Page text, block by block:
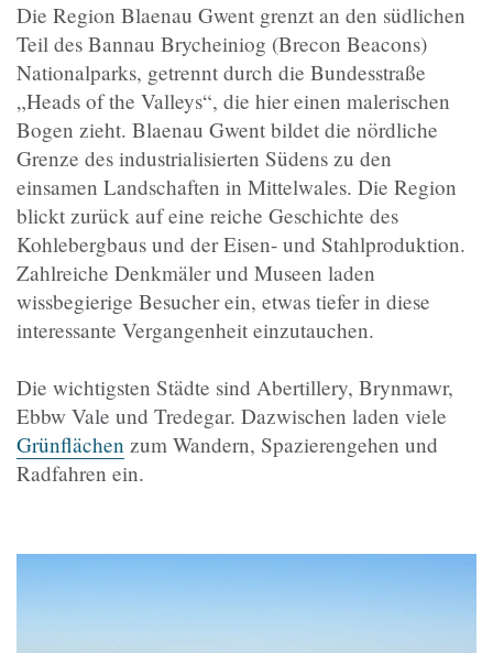
Die Region Blaenau Gwent grenzt an den südlichen
Teil des Bannau Brycheiniog (Brecon Beacons)
Nationalparks, getrennt durch die Bundesstraße
„Heads of the Valleys“, die hier einen malerischen
Bogen zieht. Blaenau Gwent bildet die nördliche
Grenze des industrialisierten Südens zu den
einsamen Landschaften in Mittelwales. Die Region
blickt zurück auf eine reiche Geschichte des
Kohlebergbaus und der Eisen- und Stahlproduktion.
Zahlreiche Denkmäler und Museen laden
wissbegierige Besucher ein, etwas tiefer in diese
interessante Vergangenheit einzutauchen.
Die wichtigsten Städte sind Abertillery, Brynmawr,
Ebbw Vale und Tredegar. Dazwischen laden viele
Grünflächen zum Wandern, Spazierengehen und
Radfahren ein.